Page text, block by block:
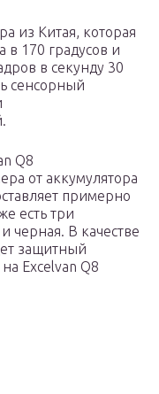
из Китая, которая
в 170 градусов и
в секунду 30
сенсорный
Q8
от аккумулятора
примерно
есть три
черная. В качестве
защитный
Excelvan Q8